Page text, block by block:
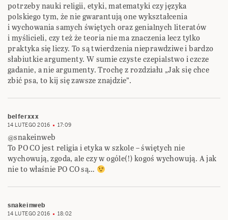
potrzeby nauki religii, etyki, matematyki czy języka
polskiego tym, że nie gwarantują one wykształcenia
i wychowania samych świętych oraz genialnych literatów
i myślicieli, czy też że teoria nie ma znaczenia lecz tylko
praktyka się liczy. To są twierdzenia nieprawdziwe i bardzo
słabiutkie argumenty. W sumie czyste czepialstwo i czcze
gadanie, a nie argumenty. Trochę z rozdziału „Jak się chce
zbić psa, to kij się zawsze znajdzie”.
belferxxx
14 LUTEGO 2016 17:09
@snakeinweb
To PO CO jest religia i etyka w szkole – świętych nie
wychowują, zgoda, ale czy w ogóle(!) kogoś wychowują. A jak
nie to właśnie PO CO są…
snakeinweb
14 LUTEGO 2016 18:02